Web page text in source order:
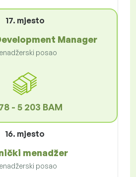
17. mjesto
Manager
posao
- 5 203 BAM
16. mjesto
menadžer
posao